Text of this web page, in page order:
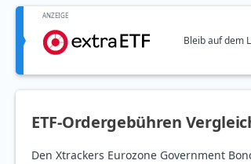
ANZEIGE
Bleib auf dem
ETF-Ordergebühren
Den Xtrackers Eurozone Government